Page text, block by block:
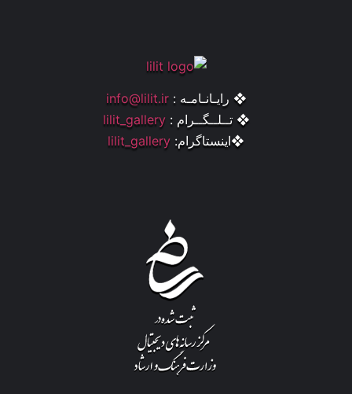
❖ رایـانـامـه : info@lilit.ir
❖ تــلــگــرام : lilit_gallery
❖اینستاگرام: lilit_gallery